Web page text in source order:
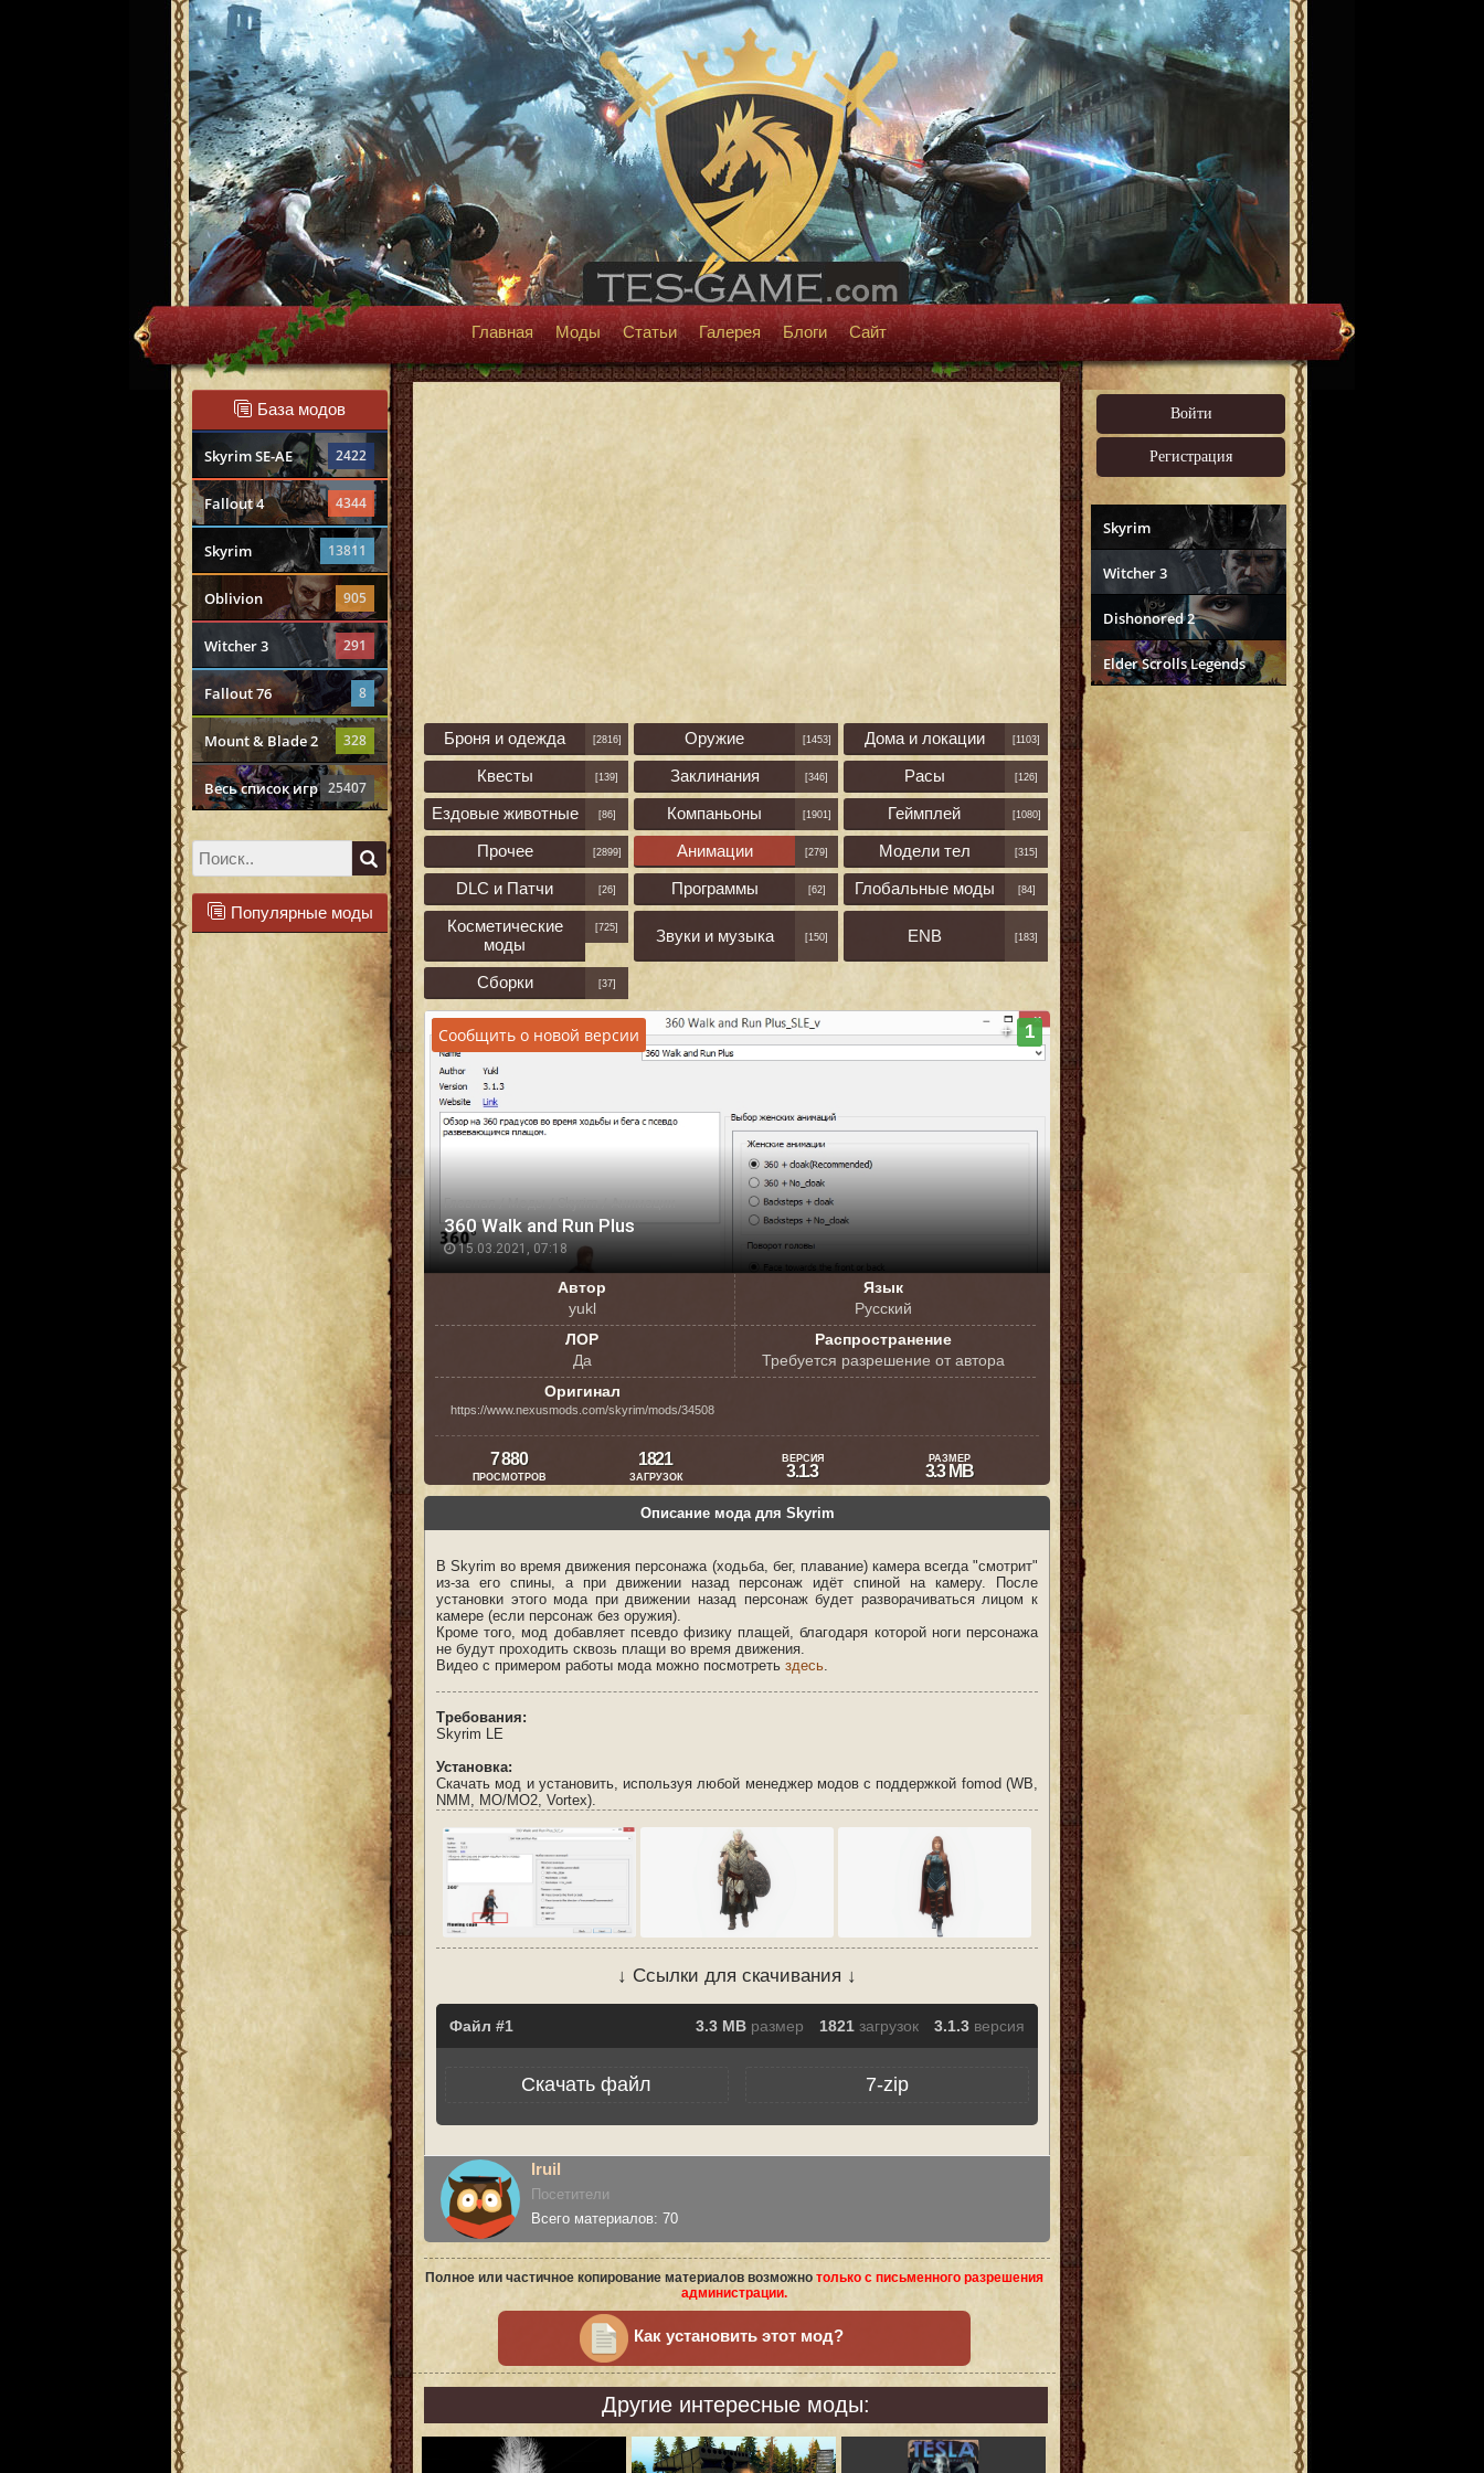
Главная Моды Статьи Галерея Блоги Сайт
База модов
Skyrim SE-AE 2422
Fallout 4 4344
Skyrim 13811
Oblivion 905
Witcher 3 291
Fallout 76 8
Mount & Blade 2 328
Весь список игр 25407
Популярные моды
Войти
Регистрация
Skyrim
Witcher 3
Dishonored 2
Elder Scrolls Legends
Броня и одежда [2816] Оружие [1453] Дома и локации [1103]
Квесты [139] Заклинания [346] Расы [126]
Ездовые животные [86] Компаньоны [1901] Геймплей [1080]
Прочее [2899] Анимации [279] Модели тел [315]
DLC и Патчи [26] Программы [62] Глобальные моды [84]
Косметические
моды
[725] Звуки и музыка [150] ENB [183]
Сборки [37]
15.03.2021, 07:18
360 Walk and Run Plus
Сообщить о новой версии + 1
Автор
yukl
Язык
Русский
ЛОР
Да
Распространение
Требуется разрешение от автора
Оригинал
https://www.nexusmods.com/skyrim/mods/34508
7 880
ПРОСМОТРОВ
1821
ЗАГРУЗОК
ВЕРСИЯ
3.1.3
РАЗМЕР
3.3 MB
Описание мода для Skyrim
В Skyrim во время движения персонажа (ходьба, бег, плавание) камера всегда "смотрит"
из-за его спины, а при движении назад персонаж идёт спиной на камеру. После
установки этого мода при движении назад персонаж будет разворачиваться лицом к
камере (если персонаж без оружия).
Кроме того, мод добавляет псевдо физику плащей, благодаря которой ноги персонажа
не будут проходить сквозь плащи во время движения.
Видео с примером работы мода можно посмотреть здесь.
Требования:
Skyrim LE
Установка:
Скачать мод и установить, используя любой менеджер модов с поддержкой fomod (WB,
NMM, MO/MO2, Vortex).
↓ Ссылки для скачивания ↓
Файл 3.3 MB размер 1821 загрузок 3.1.3 версия
Скачать файл 7-zip
Iruil
Посетители
Всего материалов: 70
Полное или частичное копирование материалов возможно только с письменного разрешения
администрации.
Как установить этот мод?
Другие интересные моды: